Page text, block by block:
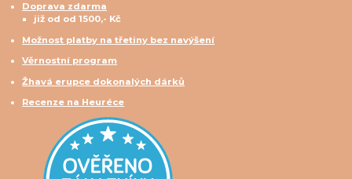
Doprava zdarma
již od od 1500,- Kč
Možnost platby na třetiny bez navýšení
Věrnostní program
Žhavá erupce dokonalých dárků
Recenze na Heuréce